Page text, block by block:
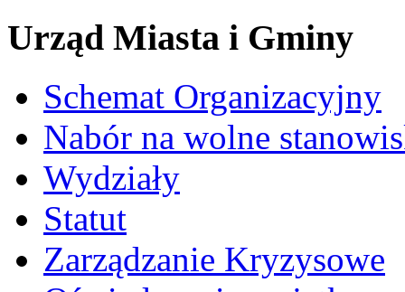
Urząd Miasta i Gminy
Schemat Organizacyjny
Nabór na wolne
Wydziały
Statut
Zarządzanie Kryzysowe